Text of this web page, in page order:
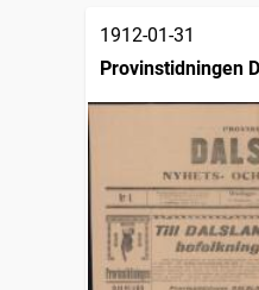
1912-01-31
Provinstidningen